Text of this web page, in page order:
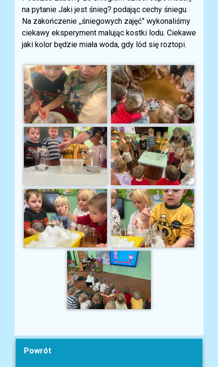
na pytanie Jaki jest śnieg? podając cechy śniegu.
Na zakończenie ,,śniegowych zajęć” wykonaliśmy
ciekawy eksperyment malując kostki lodu. Ciekawe
jaki kolor będzie miała woda, gdy lód się roztopi.
Powrót